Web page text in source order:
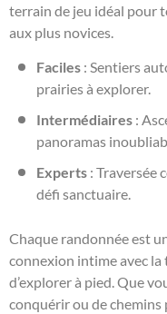
terrain de jeu idéal pour
aux plus novices.
Faciles : Sentiers
prairies à explorer.
Intermédiaires :
panoramas
Experts : Traversée
défi sanctuaire.
Chaque randonnée est
connexion intime avec
d’explorer à pied. Que
conquérir ou de chemins